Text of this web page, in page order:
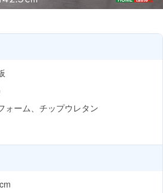
ォーム、チップウレタン